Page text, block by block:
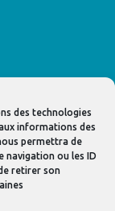
des technologies
informations des
permettra de
navigation ou les ID
retirer son